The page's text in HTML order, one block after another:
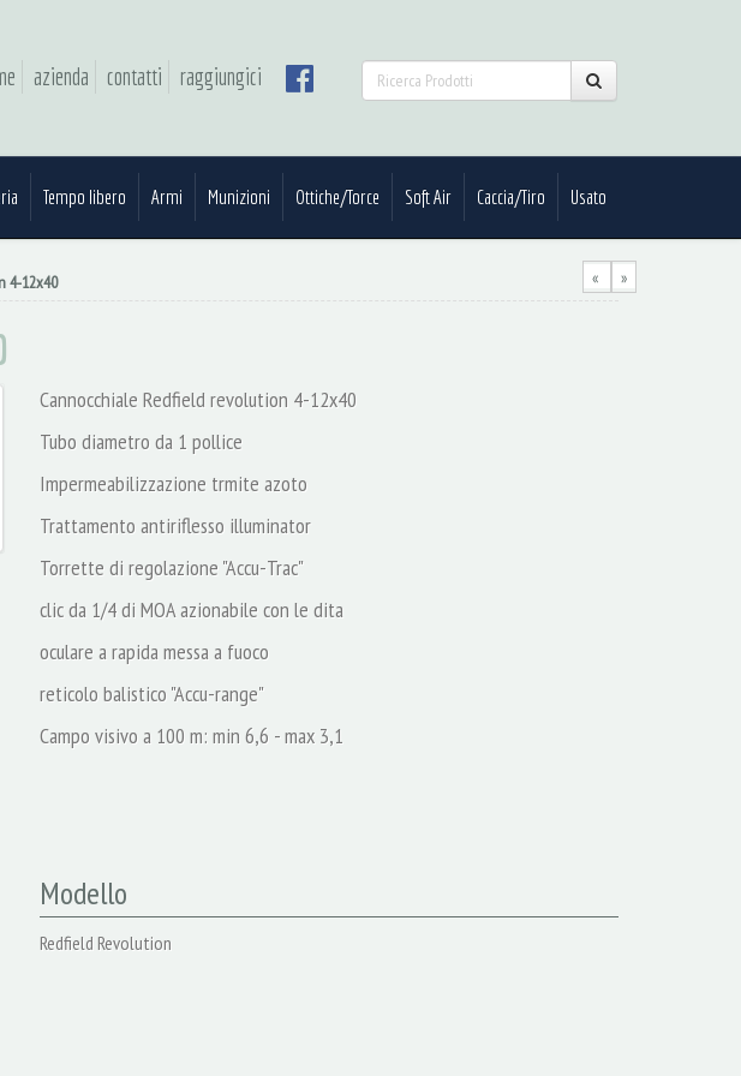
azienda contatti raggiungici
Tempo libero Armi Munizioni Ottiche/Torce Soft Air Caccia/Tiro Usato
4-12x40 « »
Cannocchiale Redfield revolution 4-12x40
Tubo diametro da 1 pollice
Impermeabilizzazione trmite azoto
Trattamento antiriflesso illuminator
Torrette di regolazione "Accu-Trac"
clic da 1/4 di MOA azionabile con le dita
oculare a rapida messa a fuoco
reticolo balistico "Accu-range"
Campo visivo a 100 m: min 6,6 - max 3,1
Modello
Redfield Revolution